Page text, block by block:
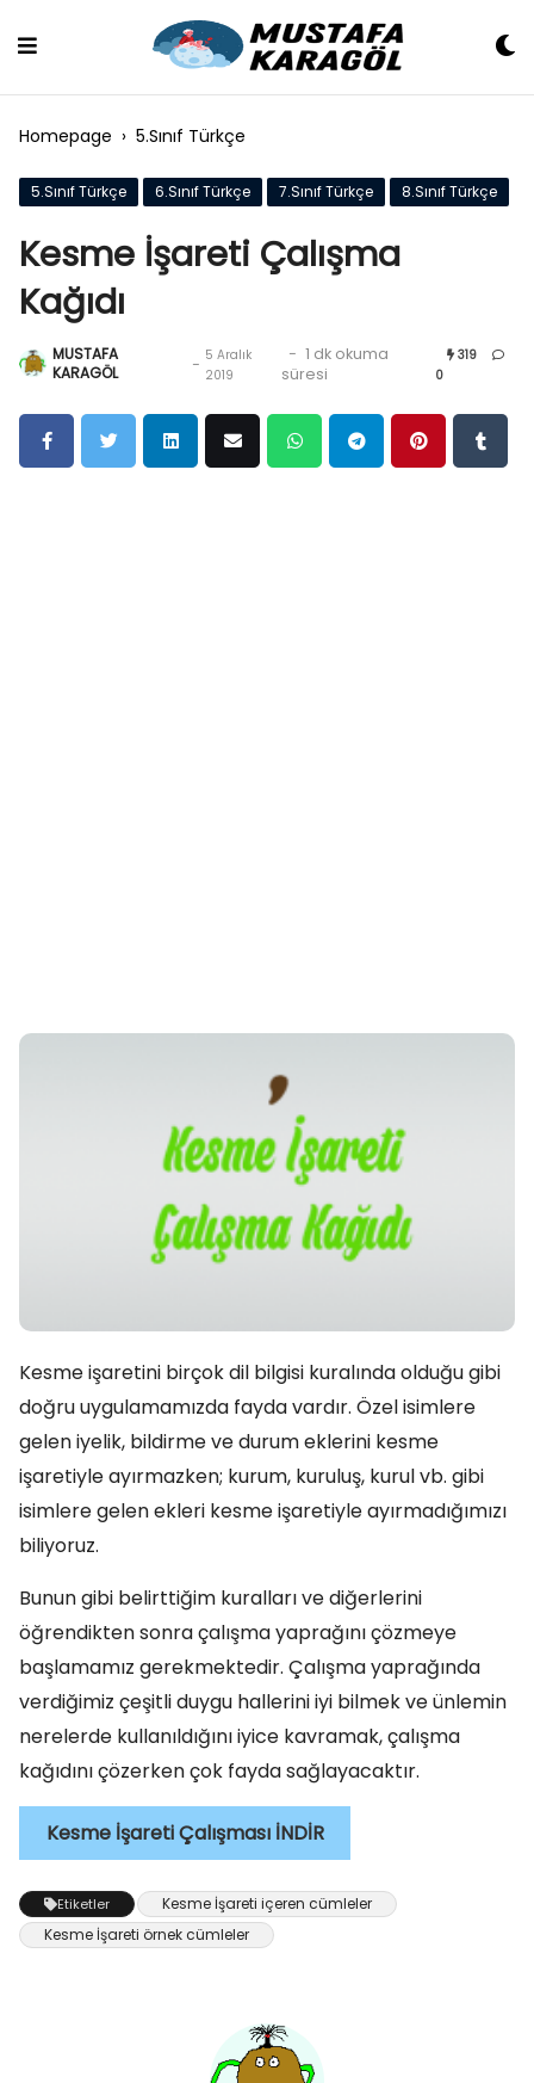
Homepage › 5.Sınıf Türkçe
5.Sınıf Türkçe 6.Sınıf Türkçe 7.Sınıf Türkçe 8.Sınıf Türkçe
Kesme İşareti Çalışma
Kağıdı
MUSTAFA
KARAGÖL
- 5 Aralık
2019
- 1 dk okuma
süresi
319
0
Kesme işaretini birçok dil bilgisi kuralında olduğu gibi
doğru uygulamamızda fayda vardır. Özel isimlere
gelen iyelik, bildirme ve durum eklerini kesme
işaretiyle ayırmazken; kurum, kuruluş, kurul vb. gibi
isimlere gelen ekleri kesme işaretiyle ayırmadığımızı
biliyoruz.
Bunun gibi belirttiğim kuralları ve diğerlerini
öğrendikten sonra çalışma yaprağını çözmeye
başlamamız gerekmektedir. Çalışma yaprağında
verdiğimiz çeşitli duygu hallerini iyi bilmek ve ünlemin
nerelerde kullanıldığını iyice kavramak, çalışma
kağıdını çözerken çok fayda sağlayacaktır.
Kesme İşareti Çalışması İNDİR
Etiketler
Kesme İşareti içeren cümleler
Kesme İşareti örnek cümleler